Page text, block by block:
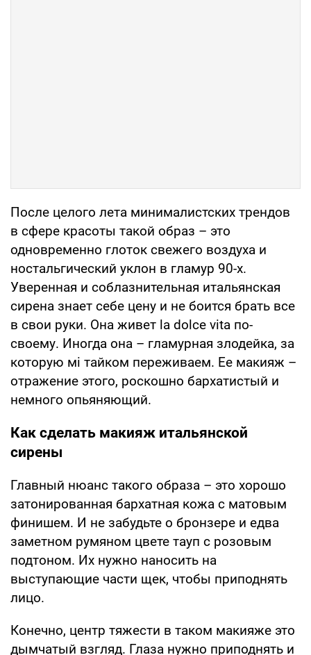
После целого лета минималистских трендов
в сфере красоты такой образ – это
одновременно глоток свежего воздуха и
ностальгический уклон в гламур 90-х.
Уверенная и соблазнительная итальянская
сирена знает себе цену и не боится брать все
в свои руки. Она живет la dolce vita по-
своему. Иногда она – гламурная злодейка, за
которую мі тайком переживаем. Ее макияж –
отражение этого, роскошно бархатистый и
немного опьяняющий.
Как сделать макияж итальянской
сирены
Главный нюанс такого образа – это хорошо
затонированная бархатная кожа с матовым
финишем. И не забудьте о бронзере и едва
заметном румяном цвете тауп с розовым
подтоном. Их нужно наносить на
выступающие части щек, чтобы приподнять
лицо.
Конечно, центр тяжести в таком макияже это
дымчатый взгляд. Глаза нужно приподнять и